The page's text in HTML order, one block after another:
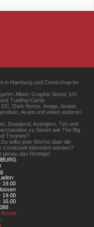
in Hamburg und Comicshop im
Alben, Graphic Novel, US-
Trading-Cards.
Dark Horse, Image, Avatar,
Avant und vielen anderen
Deadpool, Avengers, Tim und
zu Serien wie The Big
Thrones?
willst jede Woche über die
Comicwelt informiert werden?
genau das Richtige!
19.00
19.00
16.00